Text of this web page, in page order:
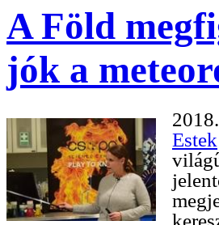
A Föld
jók a
Estek